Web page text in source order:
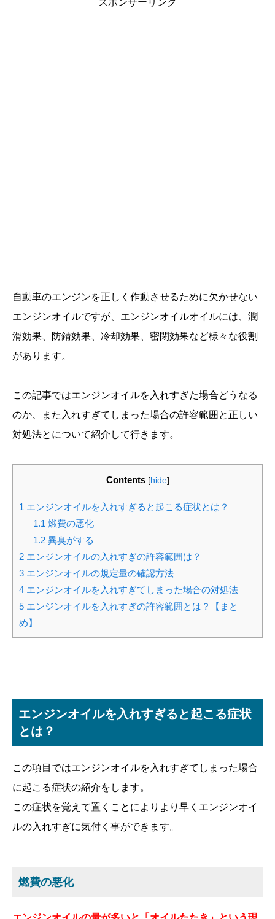
スポンサーリンク
自動車のエンジンを正しく作動させるために欠かせない
エンジンオイルですが、エンジンオイルオイルには、潤
滑効果、防錆効果、冷却効果、密閉効果など様々な役割
があります。
この記事ではエンジンオイルを入れすぎた場合どうなる
のか、また入れすぎてしまった場合の許容範囲と正しい
対処法とについて紹介して行きます。
Contents [hide]
1 エンジンオイルを入れすぎると起こる症状とは？
1.1 燃費の悪化
1.2異臭がする
2 エンジンオイルの入れすぎの許容範囲は？
3 エンジンオイルの規定量の確認方法
4 エンジンオイルを入れすぎてしまった場合の対処法
5 エンジンオイルを入れすぎの許容範囲とは？【まと
め】
エンジンオイルを入れすぎると起こる症状
とは？
この項目ではエンジンオイルを入れすぎてしまった場合
に起こる症状の紹介をします。
この症状を覚えて置くことによりより早くエンジンオイ
ルの入れすぎに気付く事ができます。
燃費の悪化